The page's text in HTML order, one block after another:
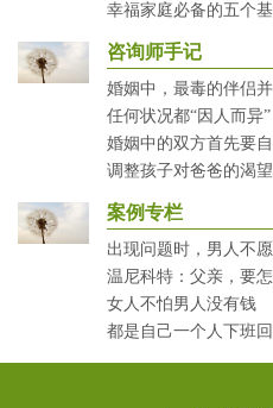
幸福家庭必备的五个
咨询师手记
婚姻中，最毒的伴侣
任何状况都“因人而异”
婚姻中的双方首先要
调整孩子对爸爸的渴
案例专栏
出现问题时，男人不
温尼科特：父亲，要
女人不怕男人没有钱
都是自己一个人下班